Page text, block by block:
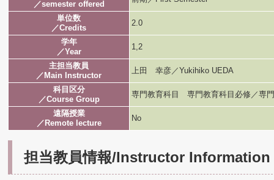
／semester offered
単位数
／Credits
2.0
学年
／Year
1,2
主担当教員
／Main Instructor
上田 幸彦／Yukihiko UEDA
科目区分
／Course Group
専門教育科目 専門教育科目必修／専
遠隔授業
／Remote lecture
No
担当教員情報/Instructor Information